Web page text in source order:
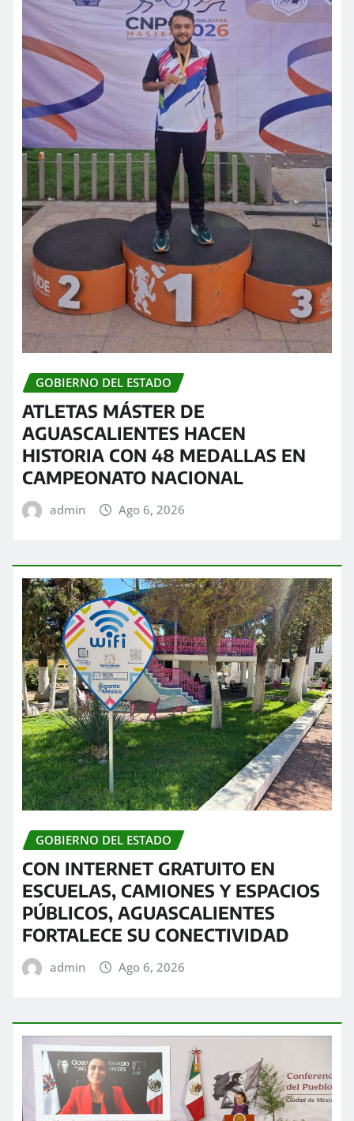
GOBIERNO DEL ESTADO
ATLETAS MÁSTER DE
AGUASCALIENTES HACEN
HISTORIA CON 48 MEDALLAS EN
CAMPEONATO NACIONAL
admin Ago 6, 2026
GOBIERNO DEL ESTADO
CON INTERNET GRATUITO EN
ESCUELAS, CAMIONES Y ESPACIOS
PÚBLICOS, AGUASCALIENTES
FORTALECE SU CONECTIVIDAD
admin Ago 6, 2026